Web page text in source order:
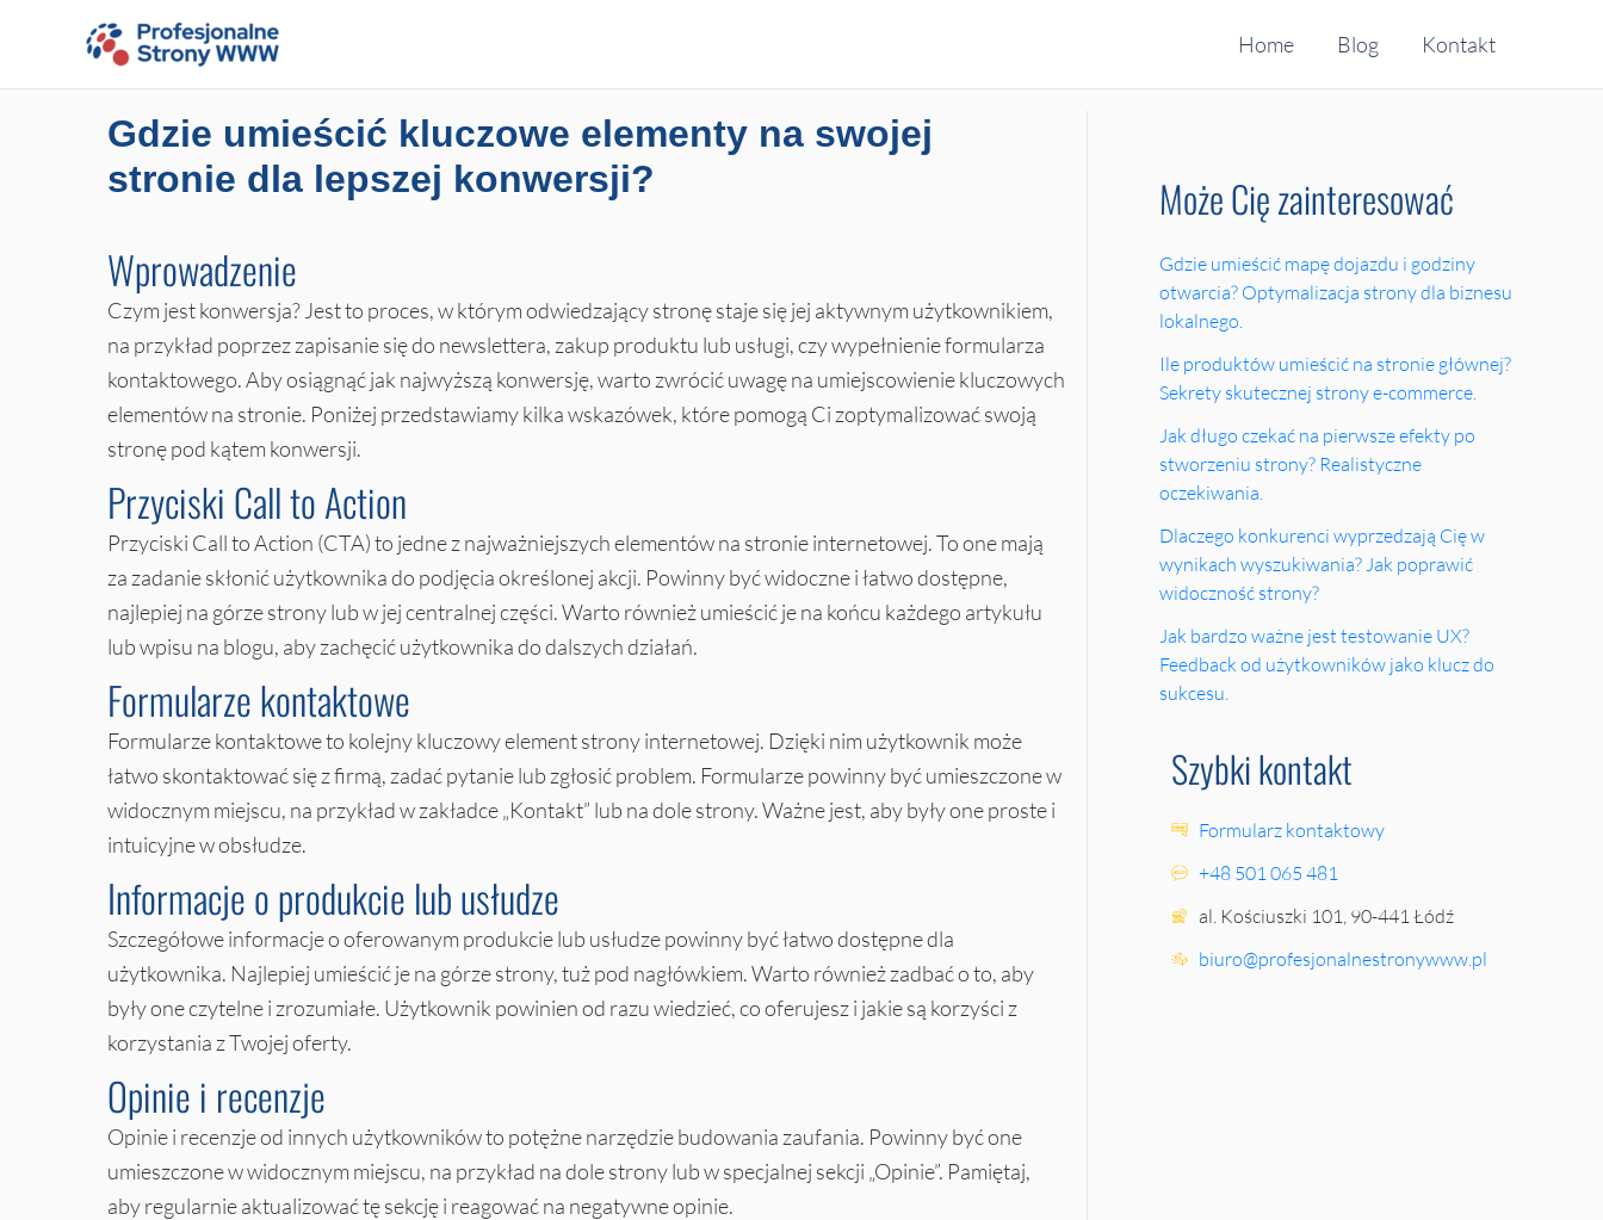
treści
Home Blog Kontakt
Gdzie umieścić kluczowe elementy na swojej
stronie dla lepszej konwersji?
Wprowadzenie
Czym jest konwersja? Jest to proces, w którym odwiedzający stronę staje się jej aktywnym użytkownikiem,
na przykład poprzez zapisanie się do newslettera, zakup produktu lub usługi, czy wypełnienie formularza
kontaktowego. Aby osiągnąć jak najwyższą konwersję, warto zwrócić uwagę na umiejscowienie kluczowych
elementów na stronie. Poniżej przedstawiamy kilka wskazówek, które pomogą Ci zoptymalizować swoją
stronę pod kątem konwersji.
Przyciski Call to Action
Przyciski Call to Action (CTA) to jedne z najważniejszych elementów na stronie internetowej. To one mają
za zadanie skłonić użytkownika do podjęcia określonej akcji. Powinny być widoczne i łatwo dostępne,
najlepiej na górze strony lub w jej centralnej części. Warto również umieścić je na końcu każdego artykułu
lub wpisu na blogu, aby zachęcić użytkownika do dalszych działań.
Formularze kontaktowe
Formularze kontaktowe to kolejny kluczowy element strony internetowej. Dzięki nim użytkownik może
łatwo skontaktować się z firmą, zadać pytanie lub zgłosić problem. Formularze powinny być umieszczone w
widocznym miejscu, na przykład w zakładce „Kontakt” lub na dole strony. Ważne jest, aby były one proste i
intuicyjne w obsłudze.
Informacje o produkcie lub usłudze
Szczegółowe informacje o oferowanym produkcie lub usłudze powinny być łatwo dostępne dla
użytkownika. Najlepiej umieścić je na górze strony, tuż pod nagłówkiem. Warto również zadbać o to, aby
były one czytelne i zrozumiałe. Użytkownik powinien od razu wiedzieć, co oferujesz i jakie są korzyści z
korzystania z Twojej oferty.
Opinie i recenzje
Opinie i recenzje od innych użytkowników to potężne narzędzie budowania zaufania. Powinny być one
umieszczone w widocznym miejscu, na przykład na dole strony lub w specjalnej sekcji „Opinie”. Pamiętaj,
aby regularnie aktualizować tę sekcję i reagować na negatywne opinie.
Może Cię zainteresować
Gdzie umieścić mapę dojazdu i godziny
otwarcia? Optymalizacja strony dla biznesu
lokalnego.
Ile produktów umieścić na stronie głównej?
Sekrety skutecznej strony e-commerce.
Jak długo czekać na pierwsze efekty po
stworzeniu strony? Realistyczne
oczekiwania.
Dlaczego konkurenci wyprzedzają Cię w
wynikach wyszukiwania? Jak poprawić
widoczność strony?
Jak bardzo ważne jest testowanie UX?
Feedback od użytkowników jako klucz do
sukcesu.
Szybki kontakt
Formularz kontaktowy
+48 501 065 481
al. Kościuszki 101, 90-441 Łódź
biuro@profesjonalnestronywww.pl